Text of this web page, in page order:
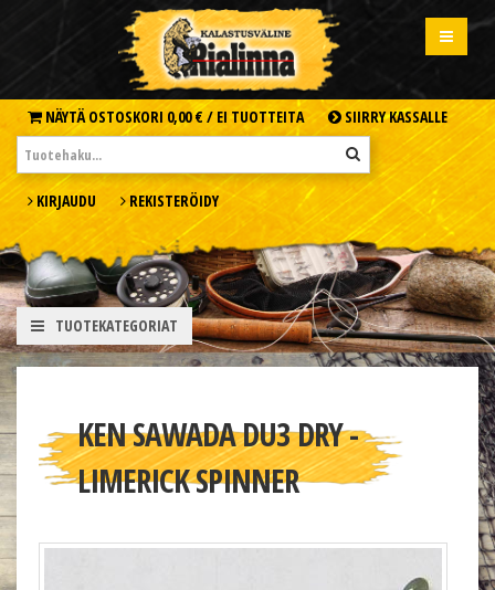
NÄYTÄ OSTOSKORI 0,00 € / EI TUOTTEITA SIIRRY KASSALLE
KIRJAUDU REKISTERÖIDY
TUOTEKATEGORIAT
KEN SAWADA DU3 DRY -
LIMERICK SPINNER